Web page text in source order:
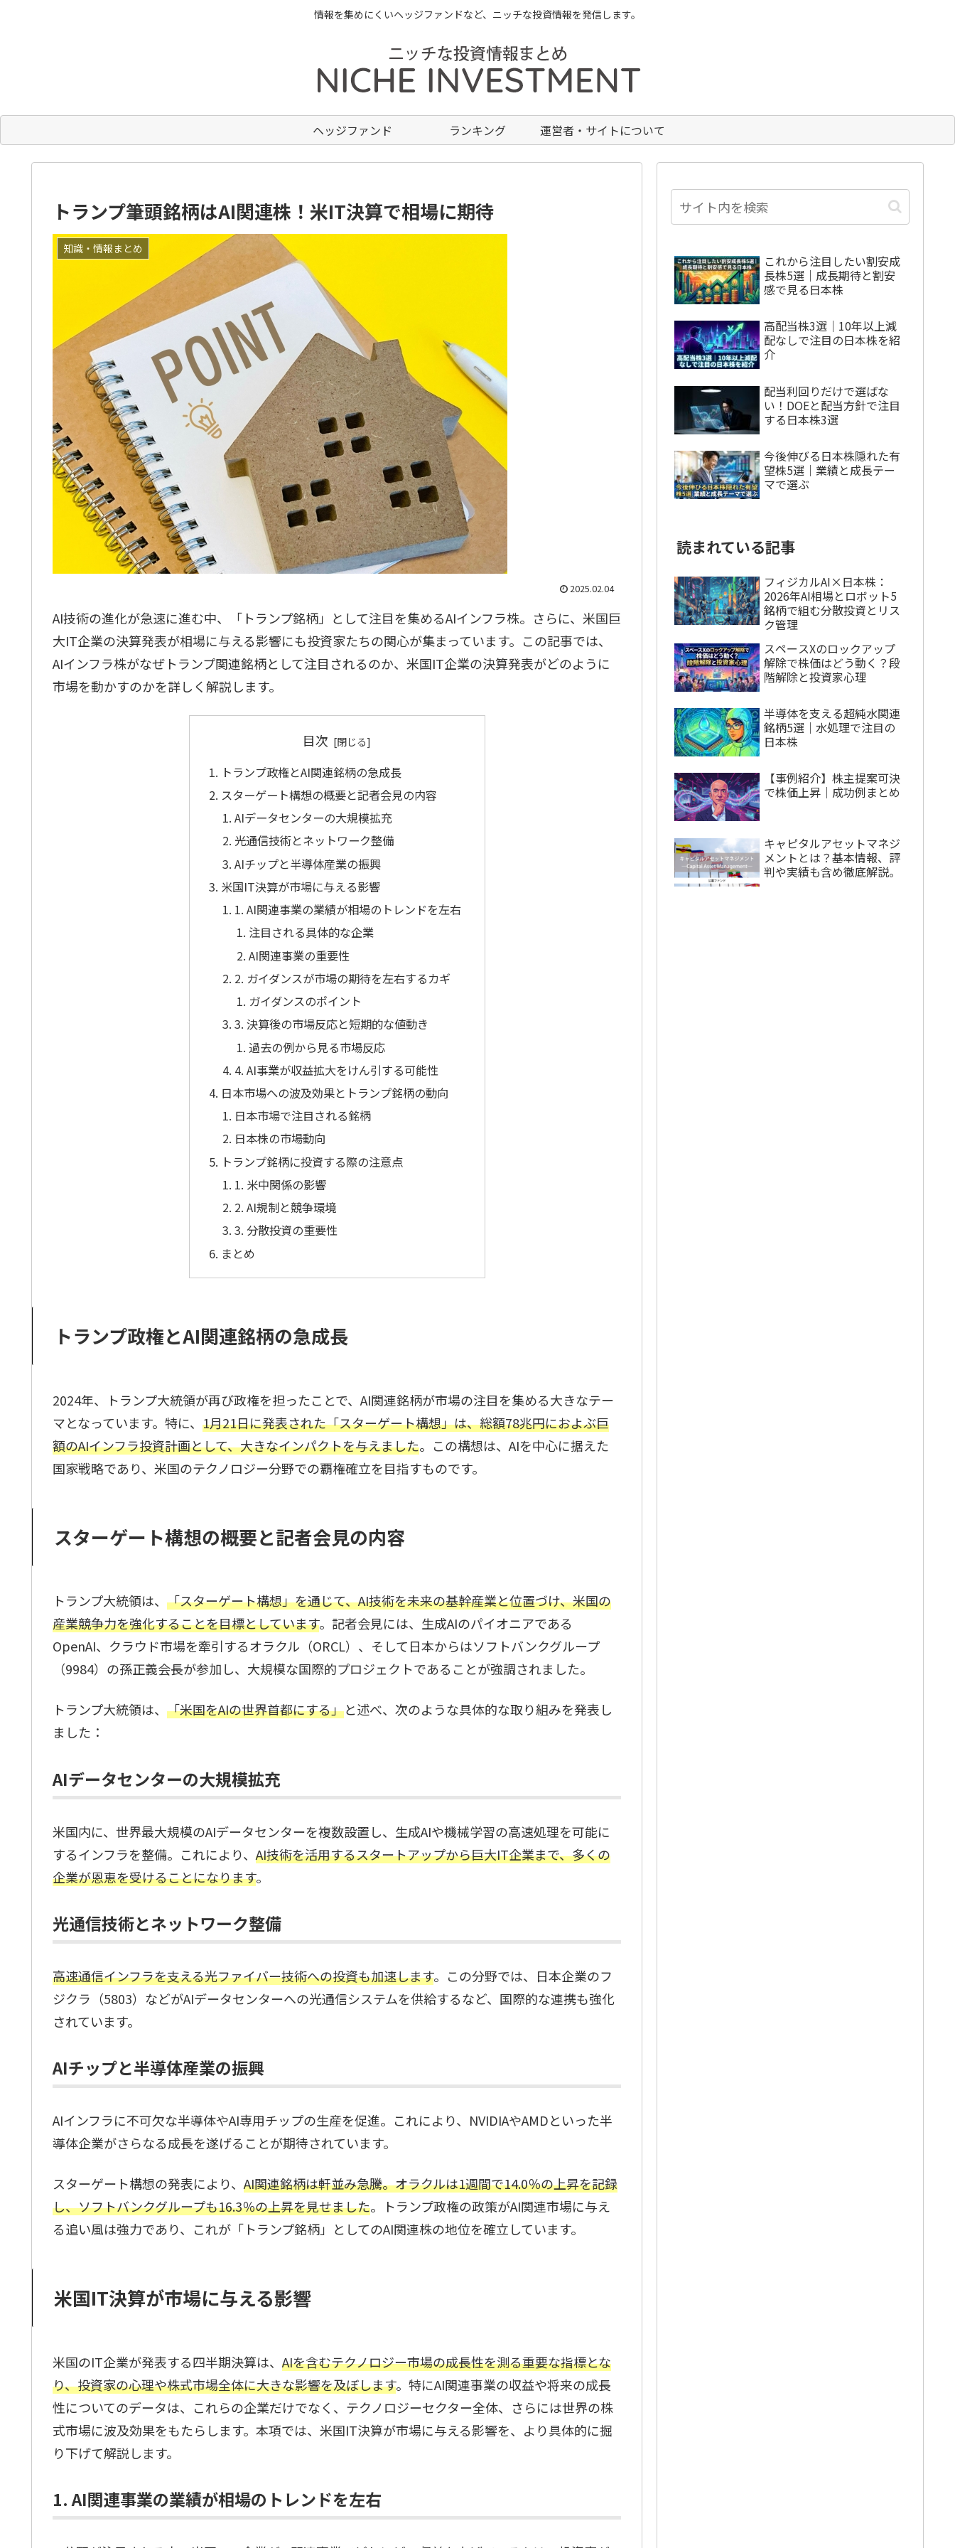
情報を集めにくいヘッジファンドなど、ニッチな投資情報を発信します。
ヘッジファンド ランキング 運営者・サイトについて
トランプ筆頭銘柄はAI関連株！米IT決算で相場に期待
知識・情報まとめ
2025.02.04
AI技術の進化が急速に進む中、「トランプ銘柄」として注目を集めるAIインフラ株。さらに、米国巨
大IT企業の決算発表が相場に与える影響にも投資家たちの関心が集まっています。この記事では、
AIインフラ株がなぜトランプ関連銘柄として注目されるのか、米国IT企業の決算発表がどのように
市場を動かすのかを詳しく解説します。
目次
トランプ政権とAI関連銘柄の急成長
スターゲート構想の概要と記者会見の内容
AIデータセンターの大規模拡充
光通信技術とネットワーク整備
AIチップと半導体産業の振興
米国IT決算が市場に与える影響
1. AI関連事業の業績が相場のトレンドを左右
注目される具体的な企業
AI関連事業の重要性
2. ガイダンスが市場の期待を左右するカギ
ガイダンスのポイント
3. 決算後の市場反応と短期的な値動き
過去の例から見る市場反応
4. AI事業が収益拡大をけん引する可能性
日本市場への波及効果とトランプ銘柄の動向
日本市場で注目される銘柄
日本株の市場動向
トランプ銘柄に投資する際の注意点
1. 米中関係の影響
2. AI規制と競争環境
3. 分散投資の重要性
まとめ
トランプ政権とAI関連銘柄の急成長
2024年、トランプ大統領が再び政権を担ったことで、AI関連銘柄が市場の注目を集める大きなテー
マとなっています。特に、 1月21日に発表された「スターゲート構想」は、総額78兆円におよぶ巨
額のAIインフラ投資計画として、大きなインパクトを与えました。この構想は、AIを中心に据えた
国家戦略であり、米国のテクノロジー分野での覇権確立を目指すものです。
スターゲート構想の概要と記者会見の内容
トランプ大統領は、 「スターゲート構想」を通じて、AI技術を未来の基幹産業と位置づけ、米国の
産業競争力を強化することを目標としています。記者会見には、生成AIのパイオニアである
OpenAI、クラウド市場を牽引するオラクル（ORCL）、そして日本からはソフトバンクグループ
（9984）の孫正義会長が参加し、大規模な国際的プロジェクトであることが強調されました。
トランプ大統領は、 「米国をAIの世界首都にする」と述べ、次のような具体的な取り組みを発表し
ました：
AIデータセンターの大規模拡充
米国内に、世界最大規模のAIデータセンターを複数設置し、生成AIや機械学習の高速処理を可能に
するインフラを整備。これにより、 AI技術を活用するスタートアップから巨大IT企業まで、多くの
企業が恩恵を受けることになります。
光通信技術とネットワーク整備
高速通信インフラを支える光ファイバー技術への投資も加速します。この分野では、日本企業のフ
ジクラ（5803）などがAIデータセンターへの光通信システムを供給するなど、国際的な連携も強化
されています。
AIチップと半導体産業の振興
AIインフラに不可欠な半導体やAI専用チップの生産を促進。これにより、NVIDIAやAMDといった半
導体企業がさらなる成長を遂げることが期待されています。
スターゲート構想の発表により、 AI関連銘柄は軒並み急騰。オラクルは1週間で14.0％の上昇を記録
し、ソフトバンクグループも16.3％の上昇を見せました。トランプ政権の政策がAI関連市場に与え
る追い風は強力であり、これが「トランプ銘柄」としてのAI関連株の地位を確立しています。
米国IT決算が市場に与える影響
米国のIT企業が発表する四半期決算は、 AIを含むテクノロジー市場の成長性を測る重要な指標とな
り、投資家の心理や株式市場全体に大きな影響を及ぼします。特にAI関連事業の収益や将来の成長
性についてのデータは、これらの企業だけでなく、テクノロジーセクター全体、さらには世界の株
式市場に波及効果をもたらします。本項では、米国IT決算が市場に与える影響を、より具体的に掘
り下げて解説します。
1. AI関連事業の業績が相場のトレンドを左右
これから注目したい割安成
長株5選｜成長期待と割安
感で見る日本株
高配当株3選｜10年以上減
配なしで注目の日本株を紹
介
配当利回りだけで選ばな
い！DOEと配当方針で注目
する日本株3選
今後伸びる日本株隠れた有
望株5選｜業績と成長テー
マで選ぶ
読まれている記事
フィジカルAI×日本株：
2026年AI相場とロボット5
銘柄で組む分散投資とリス
ク管理
スペースXのロックアップ
解除で株価はどう動く？段
階解除と投資家心理
半導体を支える超純水関連
銘柄5選｜水処理で注目の
日本株
【事例紹介】株主提案可決
で株価上昇｜成功例まとめ
キャピタルアセットマネジ
メントとは？基本情報、評
判や実績も含め徹底解説。